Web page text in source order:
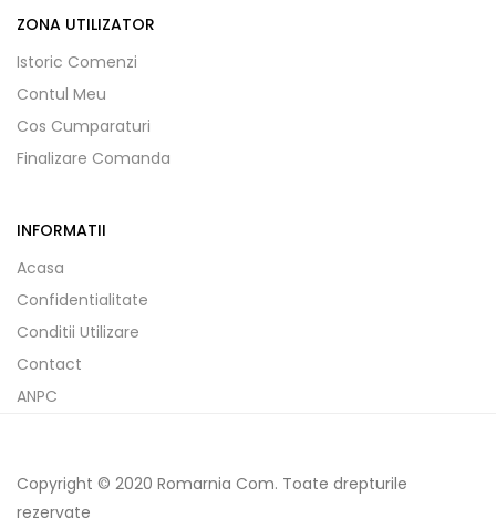
ZONA UTILIZATOR
Istoric Comenzi
Contul Meu
Cos Cumparaturi
Finalizare Comanda
INFORMATII
Acasa
Confidentialitate
Conditii Utilizare
Contact
ANPC
Copyright © 2020 Romarnia Com. Toate drepturile
rezervate